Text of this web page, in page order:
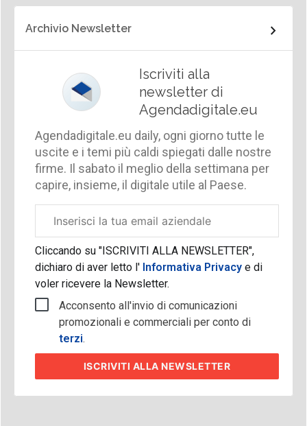
Archivio Newsletter
Iscriviti alla
newsletter di
Agendadigitale.eu
Agendadigitale.eu daily, ogni giorno tutte le
uscite e i temi più caldi spiegati dalle nostre
firme. Il sabato il meglio della settimana per
capire, insieme, il digitale utile al Paese.
aziendale
Cliccando su "ISCRIVITI ALLA NEWSLETTER",
dichiaro di aver letto l'Informativa Privacy e di
voler ricevere la Newsletter.
Acconsento all'invio di comunicazioni
promozionali e commerciali per conto di
terzi.
ISCRIVITI ALLA NEWSLETTER